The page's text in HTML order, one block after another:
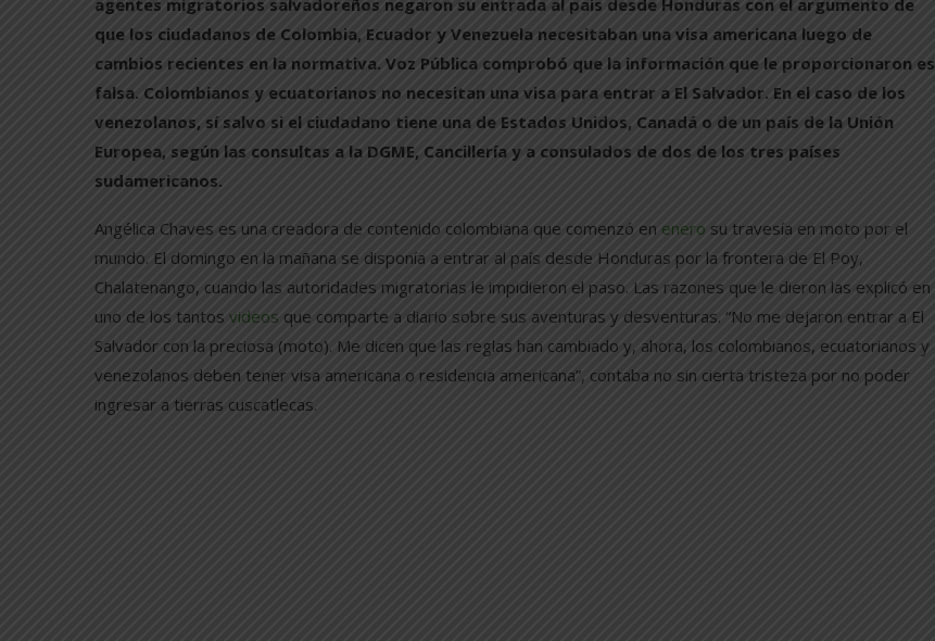
que los ciudadanos de Colombia, Ecuador y Venezuela necesitaban una visa americana luego de
cambios recientes en la normativa. Voz Pública comprobó que la información que le proporcionaron es
falsa. Colombianos y ecuatorianos no necesitan una visa para entrar a El Salvador. En el caso de los
venezolanos, sí salvo si el ciudadano tiene una de Estados Unidos, Canadá o de un país de la Unión
Europea, según las consultas a la DGME, Cancillería y a consulados de dos de los tres países
sudamericanos.
Angélica Chaves es una creadora de contenido colombiana que comenzó en enero su travesía en moto por el
mundo. El domingo en la mañana se disponía a entrar al país desde Honduras por la frontera de El Poy,
Chalatenango, cuando las autoridades migratorias le impidieron el paso. Las razones que le dieron las explicó en
uno de los tantos videos que comparte a diario sobre sus aventuras y desventuras. “No me dejaron entrar a El
Salvador con la preciosa (moto). Me dicen que las reglas han cambiado y, ahora, los colombianos, ecuatorianos y
venezolanos deben tener visa americana o residencia americana”, contaba no sin cierta tristeza por no poder
ingresar a tierras cuscatlecas.